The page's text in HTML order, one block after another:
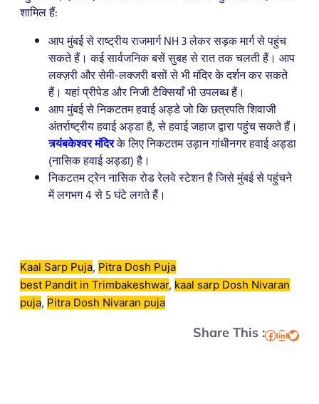
शामिल हैं:
आप मुंबई से राष्ट्रीय राजमार्ग NH 3 लेकर सड़क मार्ग से पहुंच
सकते हैं। कई सार्वजनिक बसें सुबह से रात तक चलती हैं। आप
लक्ज़री और सेमी-लक्जरी बसों से भी मंदिर के दर्शन कर सकते
हैं। यहां प्रीपेड और निजी टैक्सियाँ भी उपलब्ध हैं।
आप मुंबई से निकटतम हवाई अड्डे जो कि छत्रपति शिवाजी
अंतर्राष्ट्रीय हवाई अड्डा है, से हवाई जहाज द्वारा पहुंच सकते हैं।
त्र्यंबकेश्वर मंदिरके लिए निकटतम उड़ान गांधीनगर हवाई अड्डा
(नासिक हवाई अड्डा) है।
निकटतम ट्रेन नासिक रोड रेलवे स्टेशन है जिसे मुंबई से पहुंचने
में लगभग 4 से 5 घंटे लगते हैं।
Kaal Sarp Puja, Pitra Dosh Puja
best Pandit in Trimbakeshwar, kaal sarp Dosh Nivaran
puja, Pitra Dosh Nivaran puja
Share This :Facebook LinkedIn Twitter